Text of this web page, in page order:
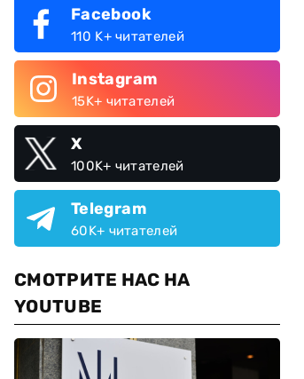
Facebook
110 K+ читателей
Instagram
15K+ читателей
X
100K+ читателей
Telegram
60K+ читателей
СМОТРИТЕ НАС НА
YOUTUBE